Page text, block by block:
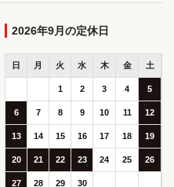
2026年9月
日 月 火 水 木 金 土
1 2 3 4 5
6 7 8 9 10 11 12
13 14 15 16 17 18 19
20 21 22 23 24 25 26
27 28 29 30